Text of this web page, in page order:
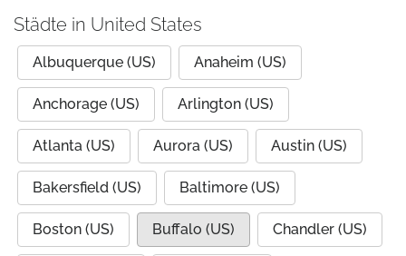
Städte in United States
Albuquerque (US) Anaheim (US)
Anchorage (US) Arlington (US)
Atlanta (US) Aurora (US) Austin (US)
Bakersfield (US) Baltimore (US)
Boston (US) Buffalo (US) Chandler (US)